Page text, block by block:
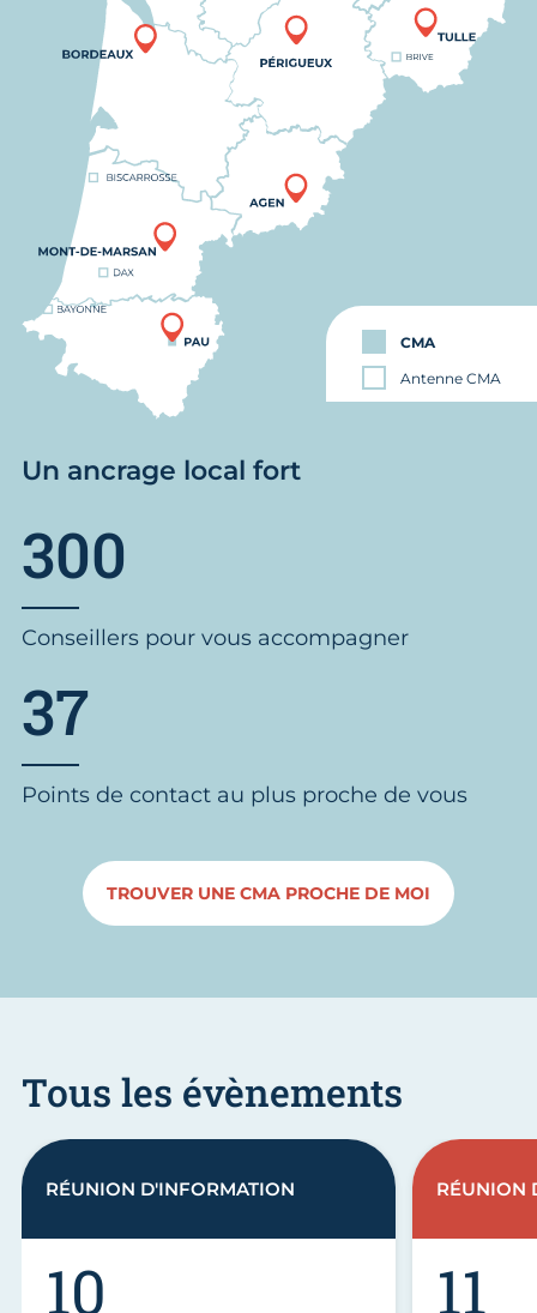
CMA
Antenne CMA
Un ancrage local fort
300
Conseillers pour vous accompagner
37
Points de contact au plus proche de vous
TROUVER UNE CMA PROCHE DE MOI
Tous les évènements
10
RÉUNION D'INFORMATION
11
RÉUNION